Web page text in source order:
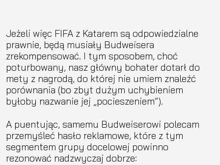
Jeżeli więc FIFA z Katarem są odpowiedzialne
prawnie, będą musiały Budweisera
zrekompensować. I tym sposobem, choć
poturbowany, nasz główny bohater dotarł do
mety z nagrodą, do której nie umiem znaleźć
porównania (bo zbyt dużym uchybieniem
byłoby nazwanie jej „pocieszeniem”).
A puentując, samemu Budweiserowi polecam
przemyśleć hasło reklamowe, które z tym
segmentem grupy docelowej powinno
rezonować nadzwyczaj dobrze: